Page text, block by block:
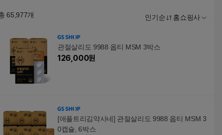
65,977개 인기순 홈쇼핑사
관절살리도 9988 옵티 MSM 3박스
126,000원
[애플트리김약사네] 관절살리도 9988 옵티 MSM 3
0캡슐, 6박스